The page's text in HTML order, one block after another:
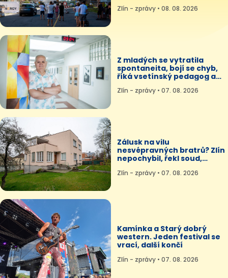
Zlín - zprávy • 08. 08. 2026
Z mladých se vytratila
spontaneita, bojí se chyb,
říká vsetínský pedagog a
Zlín - zprávy • 07. 08. 2026
Zálusk na vilu
nesvépravných bratrů? Zlín
nepochybil, řekl soud,
Zlín - zprávy • 07. 08. 2026
Kamínka a Starý dobrý
western. Jeden festival se
vrací, další končí
Zlín - zprávy • 07. 08. 2026